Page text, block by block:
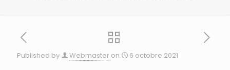
Published by Webmaster on 6 octobre 2021